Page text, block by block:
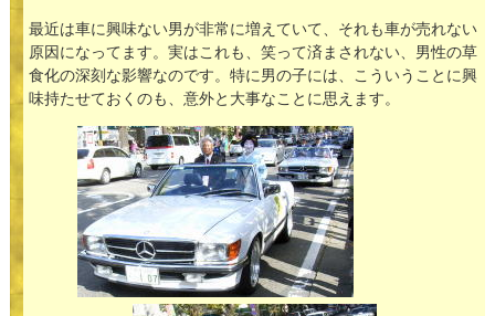
最近は車に興味ない男が非常に増えていて、それも車が売れない
原因になってます。実はこれも、笑って済まされない、男性の草
食化の深刻な影響なのです。特に男の子には、こういうことに興
味持たせておくのも、意外と大事なことに思えます。